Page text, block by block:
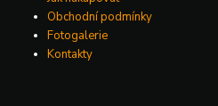
Obchodní podmínky
Fotogalerie
Kontakty